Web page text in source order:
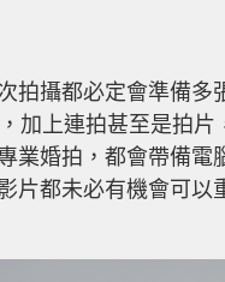
拍攝都必定會準備
加上連拍甚至是拍
業婚拍，都會帶備
片都未必有機會可